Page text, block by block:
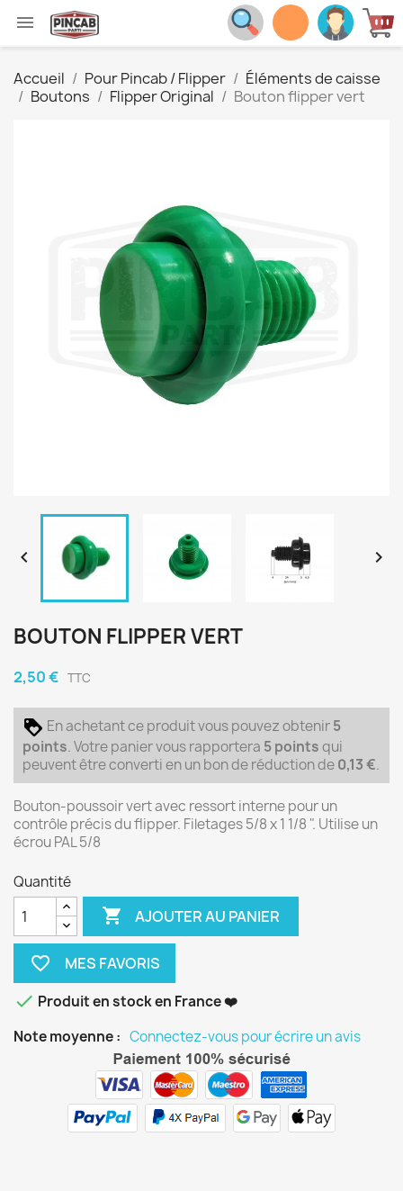

Accueil Pour Pincab / Flipper
Éléments de caisse
Boutons
Flipper Original Bouton flipper vert
 
BOUTON FLIPPER VERT
2,50 € TTC
En achetant ce produit vous pouvez obtenir5
points. Votre panier vous rapportera 5pointsqui
peuvent être converti en un bon de réduction de0,13 €.
Bouton-poussoir vert avec ressort interne pour un
contrôle précis du flipper. Filetages 5/8 x 1 1/8 ". Utilise un
écrou PAL 5/8
Quantité
 AJOUTER AU PANIER
favorite_border
 Produit en stock en France ❤️
Note moyenne : Connectez-vous pour écrire un avis